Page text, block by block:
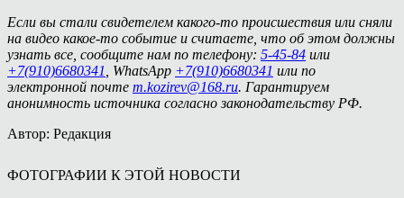
Если вы стали свидетелем какого-то происшествия или сняли
на видео какое-то событие и считаете, что об этом должны
узнать все, сообщите нам по телефону: 5-45-84 или
+7(910)6680341
, WhatsApp +7(910)6680341 или по
электронной почте m.kozirev@168.ru. Гарантируем
анонимность источника согласно законодательству РФ.
Автор: Редакция
ФОТОГРАФИИ К ЭТОЙ НОВОСТИ